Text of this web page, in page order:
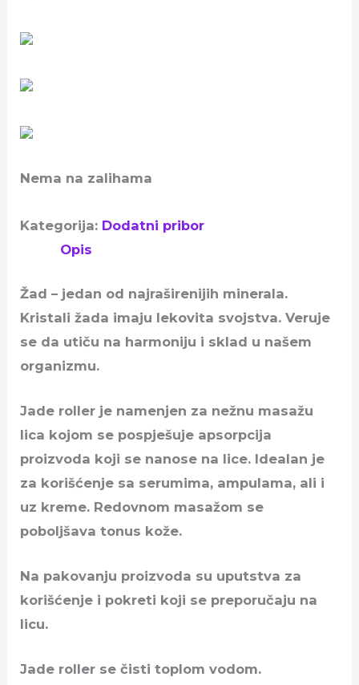
Nema na zalihama
Kategorija: Dodatni pribor
Opis
Žad – jedan od najraširenijih minerala.
Kristali žada imaju lekovita svojstva. Veruje
se da utiču na harmoniju i sklad u našem
organizmu.
Jade roller je namenjen za nežnu masažu
lica kojom se pospješuje apsorpcija
proizvoda koji se nanose na lice. Idealan je
za korišćenje sa serumima, ampulama, ali i
uz kreme. Redovnom masažom se
poboljšava tonus kože.
Na pakovanju proizvoda su uputstva za
korišćenje i pokreti koji se preporučaju na
licu.
Jade roller se čisti toplom vodom.